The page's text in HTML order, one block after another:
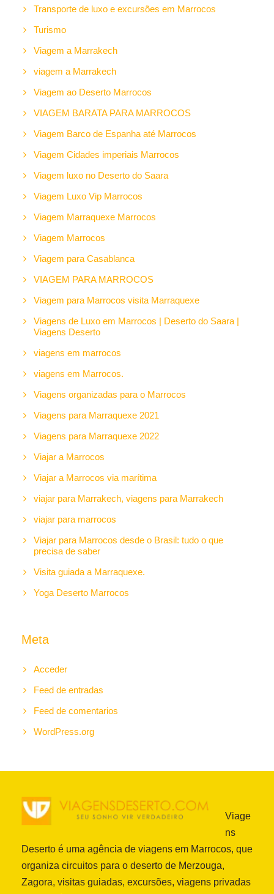
Transporte de luxo e excursões em Marrocos
Turismo
Viagem a Marrakech
viagem a Marrakech
Viagem ao Deserto Marrocos
VIAGEM BARATA PARA MARROCOS
Viagem Barco de Espanha até Marrocos
Viagem Cidades imperiais Marrocos
Viagem luxo no Deserto do Saara
Viagem Luxo Vip Marrocos
Viagem Marraquexe Marrocos
Viagem Marrocos
Viagem para Casablanca
VIAGEM PARA MARROCOS
Viagem para Marrocos visita Marraquexe
Viagens de Luxo em Marrocos | Deserto do Saara |
Viagens Deserto
viagens em marrocos
viagens em Marrocos.
Viagens organizadas para o Marrocos
Viagens para Marraquexe 2021
Viagens para Marraquexe 2022
Viajar a Marrocos
Viajar a Marrocos via marítima
viajar para Marrakech, viagens para Marrakech
viajar para marrocos
Viajar para Marrocos desde o Brasil: tudo o que
precisa de saber
Visita guiada a Marraquexe.
Yoga Deserto Marrocos
Meta
Acceder
Feed de entradas
Feed de comentarios
WordPress.org
Viage
ns
Deserto é uma agência de viagens em Marrocos, que
organiza circuitos para o deserto de Merzouga,
Zagora, visitas guiadas, excursões, viagens privadas